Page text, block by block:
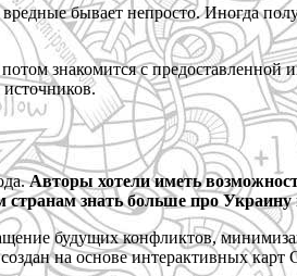
бывает непросто. Иногда
знакомится с
Авторы хотели иметь
знать больше про Украину
будущих конфликтов,
на основе интерактивных карт